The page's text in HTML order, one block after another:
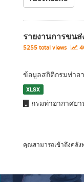
รายงานการขน
5255 total views
ข้อมูลสถิติกรมท่าอ
XLSX
กรมท่าอากาศย
คุณสามารถเข้าถึงคลัง